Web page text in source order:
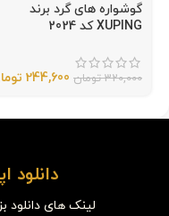
گوشواره های گرد برند
XUPING کد 2024
320,000 تومان 244,600
لینک های دانلود